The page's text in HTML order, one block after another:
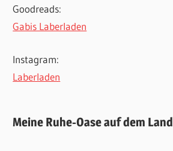
Goodreads:
Gabis Laberladen
Instagram:
Laberladen
Meine Ruhe-Oase auf dem Land